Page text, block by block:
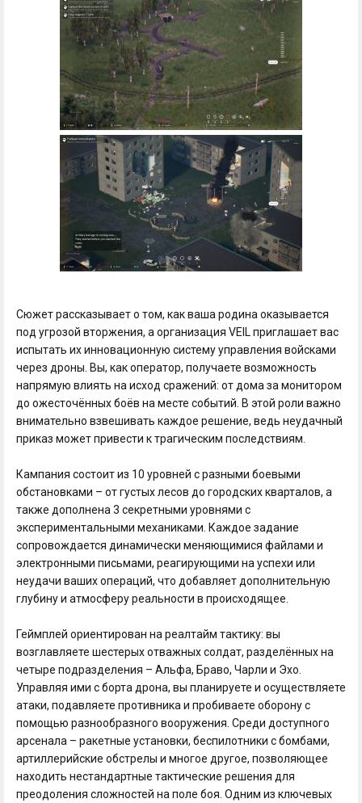
Сюжет рассказывает о том, как ваша родина оказывается
под угрозой вторжения, а организация VEIL приглашает вас
испытать их инновационную систему управления войсками
через дроны. Вы, как оператор, получаете возможность
напрямую влиять на исход сражений: от дома за монитором
до ожесточённых боёв на месте событий. В этой роли важно
внимательно взвешивать каждое решение, ведь неудачный
приказ может привести к трагическим последствиям.
Кампания состоит из 10 уровней с разными боевыми
обстановками – от густых лесов до городских кварталов, а
также дополнена 3 секретными уровнями с
экспериментальными механиками. Каждое задание
сопровождается динамически меняющимися файлами и
электронными письмами, реагирующими на успехи или
неудачи ваших операций, что добавляет дополнительную
глубину и атмосферу реальности в происходящее.
Геймплей ориентирован на реалтайм тактику: вы
возглавляете шестерых отважных солдат, разделённых на
четыре подразделения – Альфа, Браво, Чарли и Эхо.
Управляя ими с борта дрона, вы планируете и осуществляете
атаки, подавляете противника и пробиваете оборону с
помощью разнообразного вооружения. Среди доступного
арсенала – ракетные установки, беспилотники с бомбами,
артиллерийские обстрелы и многое другое, позволяющее
находить нестандартные тактические решения для
преодоления сложностей на поле боя. Одним из ключевых